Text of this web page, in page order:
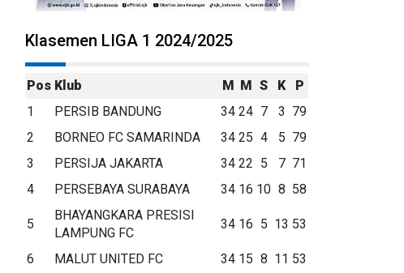
Klasemen LIGA 1 2024/2025
Pos Klub M M S K
P
1
PERSIB BANDUNG 34 24 7 3 79
2
BORNEO FC SAMARINDA 34 25 4 5 79
3
PERSIJA JAKARTA 34 22 5 7 71
4
PERSEBAYA SURABAYA 34 16 10 8 58
5
BHAYANGKARA PRESISI
LAMPUNG FC
34 16 5 13 53
6 MALUT UNITED FC 34 15 8 11 53